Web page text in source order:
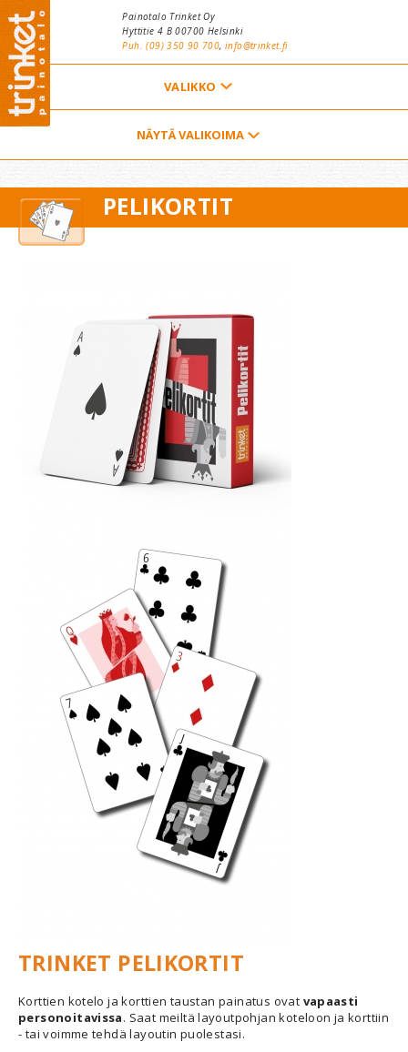
Painotalo Trinket Oy
Hyttitie 4 B 00700 Helsinki
Puh. (09) 350 90 700, info@trinket.fi
YHTEYSTIEDOT
TARJOUSPYYNTÖ
TILAAJAN OPAS
NÄYTÄ VALIKOIMA
PELIKORTIT
TRINKET PELIKORTIT
Korttien kotelo ja korttien taustan painatus ovat vapaasti
personoitavissa. Saat meiltä layoutpohjan koteloon ja korttiin
- tai voimme tehdä layoutin puolestasi.